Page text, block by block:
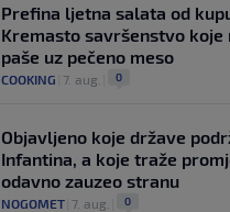
Prefina ljetna salata od
Kremasto savršenstvo koje
paše uz pečeno meso
COOKING 7. aug. 0
Objavljeno koje države
Infantina, a koje traže
odavno zauzeo stranu
NOGOMET 7. aug. 0